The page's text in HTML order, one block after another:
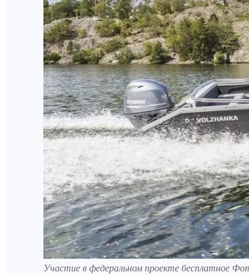
Участие в федеральном проекте бесплатное